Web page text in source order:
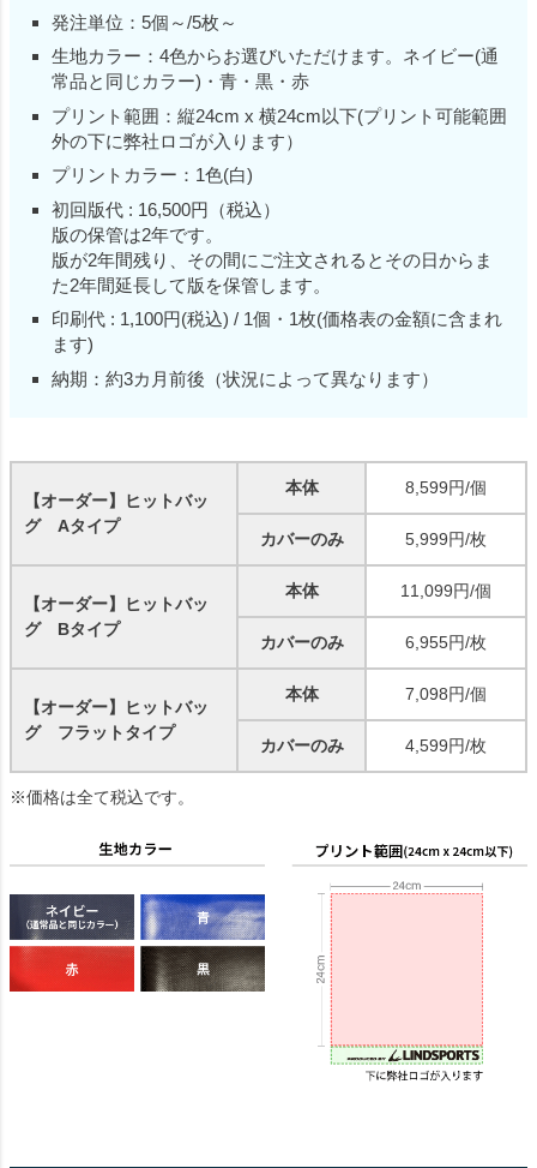
発注単位：5個～/5枚～
生地カラー：4色からお選びいただけます。ネイビー(通
常品と同じカラー)・青・黒・赤
プリント範囲：縦24cm x 横24cm以下(プリント可能範囲
外の下に弊社ロゴが入ります）
プリントカラー：1色(白)
初回版代 : 16,500円（税込）
版の保管は2年です。
版が2年間残り、その間にご注文されるとその日からま
た2年間延長して版を保管します。
印刷代 : 1,100円(税込) / 1個・1枚(価格表の金額に含まれ
ます)
納期：約3カ月前後（状況によって異なります）
【オーダー】ヒットバッ
グ Aタイプ
本体 8,599円/個
カバーのみ 5,999円/枚
【オーダー】ヒットバッ
グ Bタイプ
本体 11,099円/個
カバーのみ 6,955円/枚
【オーダー】ヒットバッ
グ フラットタイプ
本体 7,098円/個
カバーのみ 4,599円/枚
※価格は全て税込です。